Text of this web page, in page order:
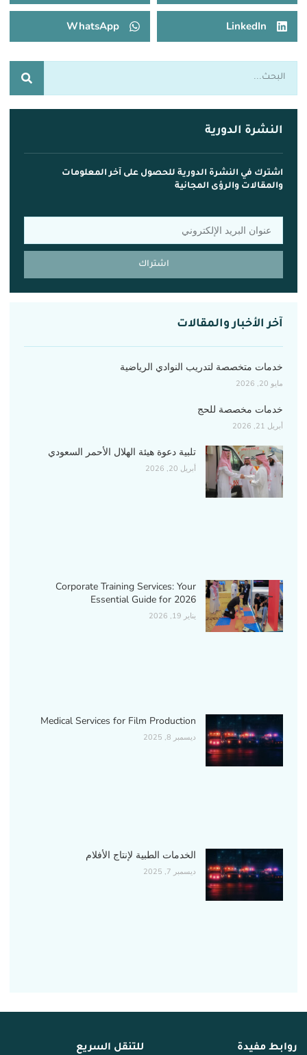
النشرة الدورية
اشترك في النشرة الدورية للحصول على آخر المعلومات
والمقالات والرؤى المجانية
اشتراك
آخر الأخبار والمقالات
خدمات متخصصة لتدريب النوادي الرياضية
مايو 20, 2026
خدمات مخصصة للحج
أبريل 21, 2026
تلبية دعوة هيئة الهلال الأحمر السعودي
أبريل 20, 2026
Corporate Training Services: Your
Essential Guide for 2026
يناير 19, 2026
Medical Services for Film Production
ديسمبر 8, 2025
الخدمات الطبية لإنتاج الأفلام
ديسمبر 7, 2025
LinkedIn
WhatsApp
روابط مفيدة للتنقل السريع